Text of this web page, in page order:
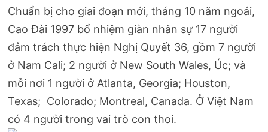
Chuẩn bị cho giai đoạn mới, tháng 10 năm ngoái,
Cao Đài 1997 bổ nhiệm giàn nhân sự 17 người
đảm trách thực hiện Nghị Quyết 36, gồm 7 người
ở Nam Cali; 2 người ở New South Wales, Úc; và
mỗi nơi 1 người ở Atlanta, Georgia; Houston,
Texas; Colorado; Montreal, Canada. Ở Việt Nam
có 4 người trong vai trò con thoi.